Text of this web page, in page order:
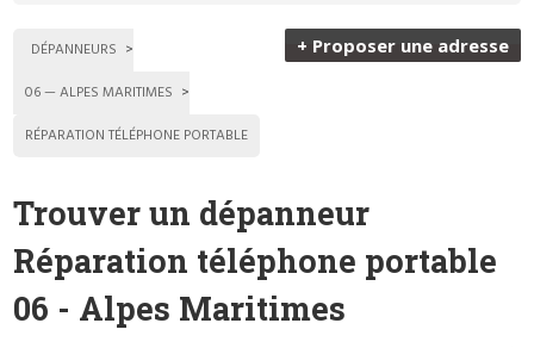
+ Proposer une adresse
DÉPANNEURS
06 — ALPES MARITIMES
RÉPARATION TÉLÉPHONE PORTABLE
Trouver un dépanneur
Réparation téléphone portable
06 - Alpes Maritimes